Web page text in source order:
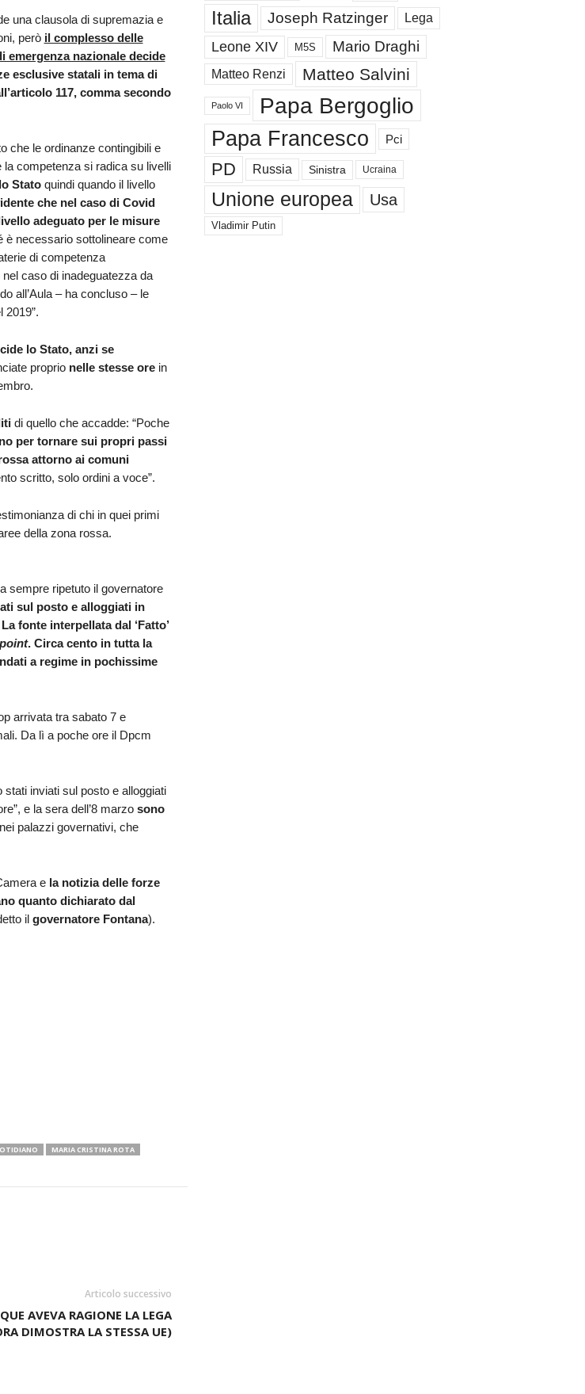
una clausola di supremazia e
però il complesso delle
emergenza nazionale decide
esclusive statali in tema di
117, comma secondo
che le ordinanze contingibili e
competenza si radica su livelli
Statoquindi quando il livello
che nel caso di Covid
adeguato per le misure
è necessario sottolineare come
di competenza
caso di inadeguatezza da
all’Aula – ha concluso – le
2019”.
lo Stato, anzi se
proprio nelle stesse orein
di quello che accadde: “Poche
per tornare sui propri passi
attorno ai comuni
scritto, solo ordini a voce”.
di chi in quei primi
della zona rossa.
sempre ripetuto il governatore
sul posto e alloggiati in
fonte interpellata dal ‘Fatto’
. Circa cento in tutta la
a regime in pochissime
arrivata tra sabato 7 e
Da lì a poche ore il Dpcm
stati inviati sul posto e alloggiati
e la sera dell’8 marzo sono
palazzi governativi, che
e la notizia delle forze
quanto dichiarato dal
il governatore Fontana).
MARIA CRISTINA ROTA
Articolo successivo
AVEVA RAGIONE LA LEGA
DIMOSTRA LA STESSA UE)
Italia Joseph Ratzinger Lega
Leone XIV M5S Mario Draghi
Matteo Renzi Matteo Salvini
Paolo VI Papa Bergoglio
Papa Francesco Pci
PD Russia Sinistra Ucraina
Unione europea Usa
Vladimir Putin